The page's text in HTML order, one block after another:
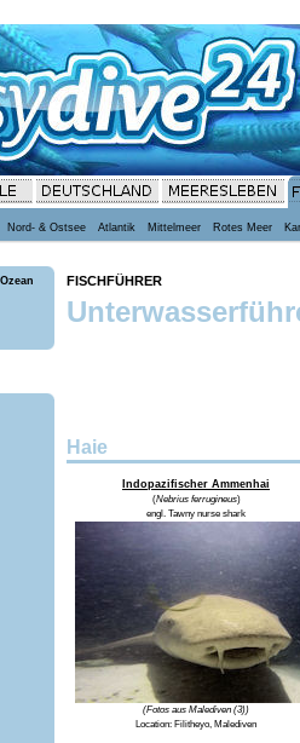
Nord- & Ostsee Atlantik Mittelmeer Rotes Meer
FISCHFÜHRER
Haie
Indopazifischer Ammenhai
(Nebrius ferrugineus)
engl. Tawny nurse shark
(Fotos aus Malediven (3))
Location: Filitheyo, Malediven